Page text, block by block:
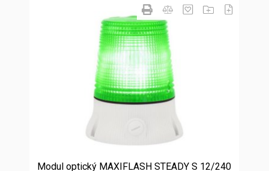
Modul optický MAXIFLASH STEADY S 12/240